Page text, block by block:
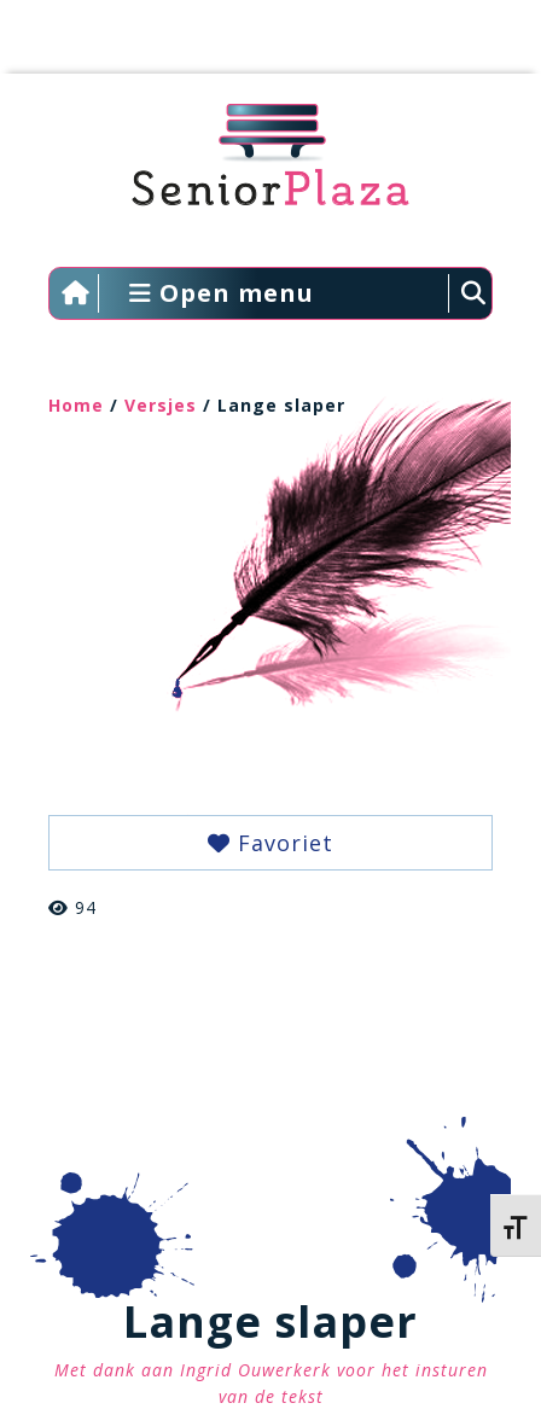
Open menu
Home / Versjes / Lange slaper
Favoriet
94
Lange slaper
Met dank aan Ingrid Ouwerkerk voor het insturen
van de tekst